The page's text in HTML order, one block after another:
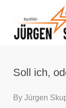
content
Soll ich,
By Jürgen